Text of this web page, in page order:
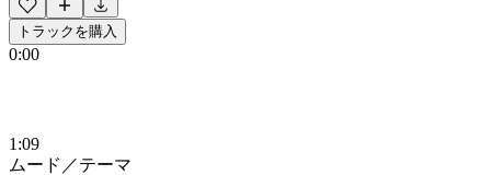
トラックを購入
0:00
1:09
ムード／テーマ